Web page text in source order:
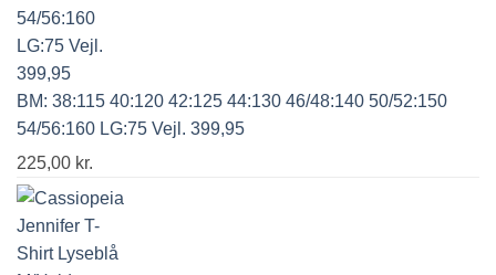
BM: 38:115 40:120 42:125 44:130 46/48:140 50/52:150
54/56:160 LG:75 Vejl. 399,95
225,00 kr.